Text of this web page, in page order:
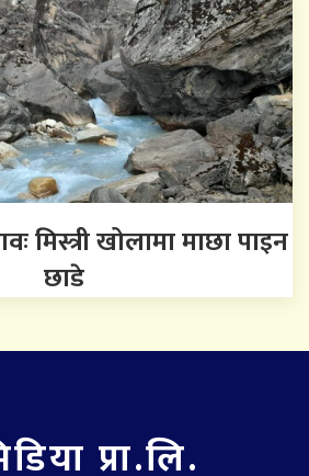
मिस्त्री खोलामा माछा पाइन
छाडे
प्रा.लि.